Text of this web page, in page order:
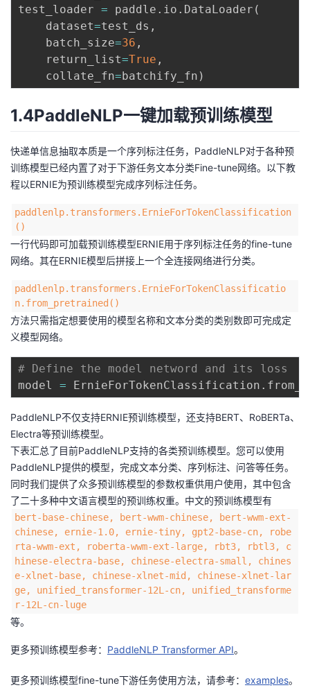
test_loader = paddle . io . DataLoader (
    dataset
=test_ds ,
    batch_size
=36 ,
    return_list
=True ,
    collate_fn
=batchify_fn )
1.4PaddleNLP一键加载预训练模型
快递单信息抽取本质是一个序列标注任务，PaddleNLP对于各种预
训练模型已经内置了对于下游任务文本分类Fine-tune网络。以下教
程以ERNIE为预训练模型完成序列标注任务。
paddlenlp.transformers.ErnieForTokenClassification
()
一行代码即可加载预训练模型ERNIE用于序列标注任务的fine-tune
网络。其在ERNIE模型后拼接上一个全连接网络进行分类。
paddlenlp.transformers.ErnieForTokenClassificatio
n.from_pretrained()
方法只需指定想要使用的模型名称和文本分类的类别数即可完成定
义模型网络。
# Define the model netword and its loss
model = ErnieForTokenClassification .
PaddleNLP不仅支持ERNIE预训练模型，还支持BERT、RoBERTa、
Electra等预训练模型。
下表汇总了目前PaddleNLP支持的各类预训练模型。您可以使用
PaddleNLP提供的模型，完成文本分类、序列标注、问答等任务。
同时我们提供了众多预训练模型的参数权重供用户使用，其中包含
了二十多种中文语言模型的预训练权重。中文的预训练模型有
bert-base-chinese, bert-wwm-chinese, bert-wwm-ext-
chinese, ernie-1.0, ernie-tiny, gpt2-base-cn, robe
rta-wwm-ext, roberta-wwm-ext-large, rbt3, rbtl3, c
hinese-electra-base, chinese-electra-small, chines
e-xlnet-base, chinese-xlnet-mid, chinese-xlnet-lar
ge, unified_transformer-12L-cn, unified_transforme
r-12L-cn-luge
等。
更多预训练模型参考： PaddleNLP Transformer API。
更多预训练模型fine-tune下游任务使用方法，请参考： examples。